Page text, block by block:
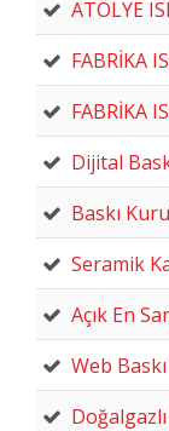
ATÖLYE
FABRİKA
FABRİKA
Dijital
Baskı
Seramik
Açık En
Web